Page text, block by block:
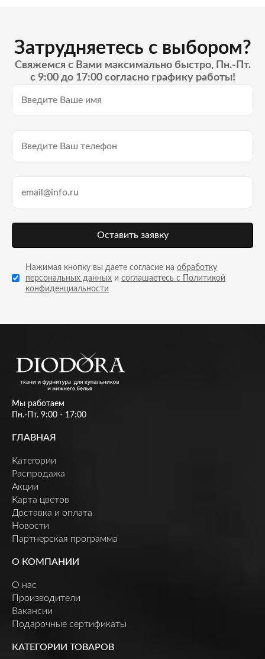
Затрудняетесь с выбором?
Свяжемся с Вами максимально быстро, Пн.-Пт.
с 9:00 до 17:00 согласно графику работы!
Оставить заявку
Нажимая кнопку вы даете согласие на обработку
персональных данных и соглашаетесь с Политикой
конфиденциальности
Мы работаем
Пн.-Пт. 9:00 - 17:00
ГЛАВНАЯ
Категории
Распродажа
Акции
Карта цветов
Доставка и оплата
Новости
Партнерская программа
О КОМПАНИИ
О нас
Производители
Вакансии
Подарочные сертификаты
КАТЕГОРИИ ТОВАРОВ